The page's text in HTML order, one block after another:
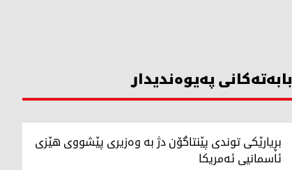
بابەتەکانی پەیوەندیدار
بڕیارێکی توندی پێنتاگۆن دژ بە وەزیری پێشووی هێزی
ئاسمانیی ئەمریکا